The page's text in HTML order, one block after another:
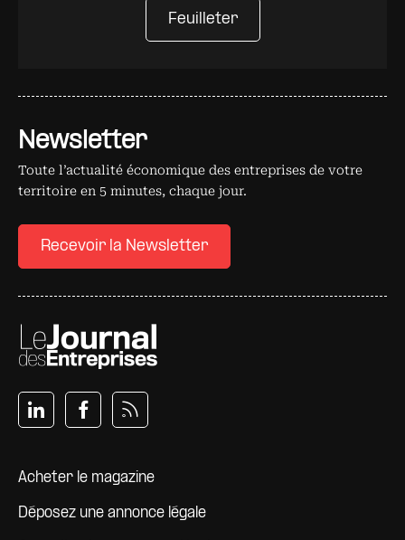
Newsletter
Toute l’actualité économique des entreprises de votre
territoire en 5 minutes, chaque jour.
Recevoir la Newsletter
Pied de page
Acheter le magazine
Déposez une annonce légale
Feuilleter